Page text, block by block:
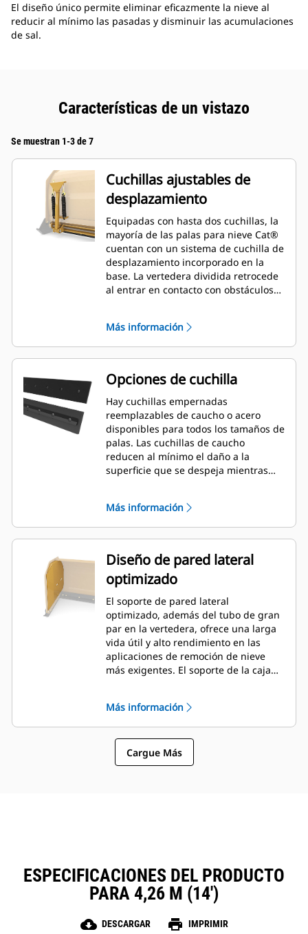
El diseño único permite eliminar eficazmente la nieve al
reducir al mínimo las pasadas y disminuir las acumulaciones
de sal.
Características de un vistazo
Se muestran 1-3 de 7
Cuchillas ajustables de
desplazamiento
Equipadas con hasta dos cuchillas, la
mayoría de las palas para nieve Cat®
cuentan con un sistema de cuchilla de
desplazamiento incorporado en la
base. La vertedera dividida retrocede
al entrar en contacto con obstáculos
la máquina. Hay disponible una
cuchilla de desplazamiento de caucho
en los tamaños de 2,6 m (8'), 3,2 m
(10') y 3,8 m (12') que se adaptan a
todos los modelos que utilizan un
acoplador de minicargador.
Más información
Opciones de cuchilla
Hay cuchillas empernadas
reemplazables de caucho o acero
disponibles para todos los tamaños de
palas. Las cuchillas de caucho
reducen al mínimo el daño a la
superficie que se despeja mientras
Más información
Diseño de pared lateral
optimizado
El soporte de pared lateral
optimizado, además del tubo de gran
par en la vertedera, ofrece una larga
vida útil y alto rendimiento en las
aplicaciones de remoción de nieve
más exigentes. El soporte de la caja
vertedera, además de proporcionar
un excelente soporte para las
secciones de empuje exteriores.
Más información
Cargue Más
ESPECIFICACIONES DEL PRODUCTO
PARA 4,26 M (14')
cloud_download DESCARGAR print IMPRIMIR